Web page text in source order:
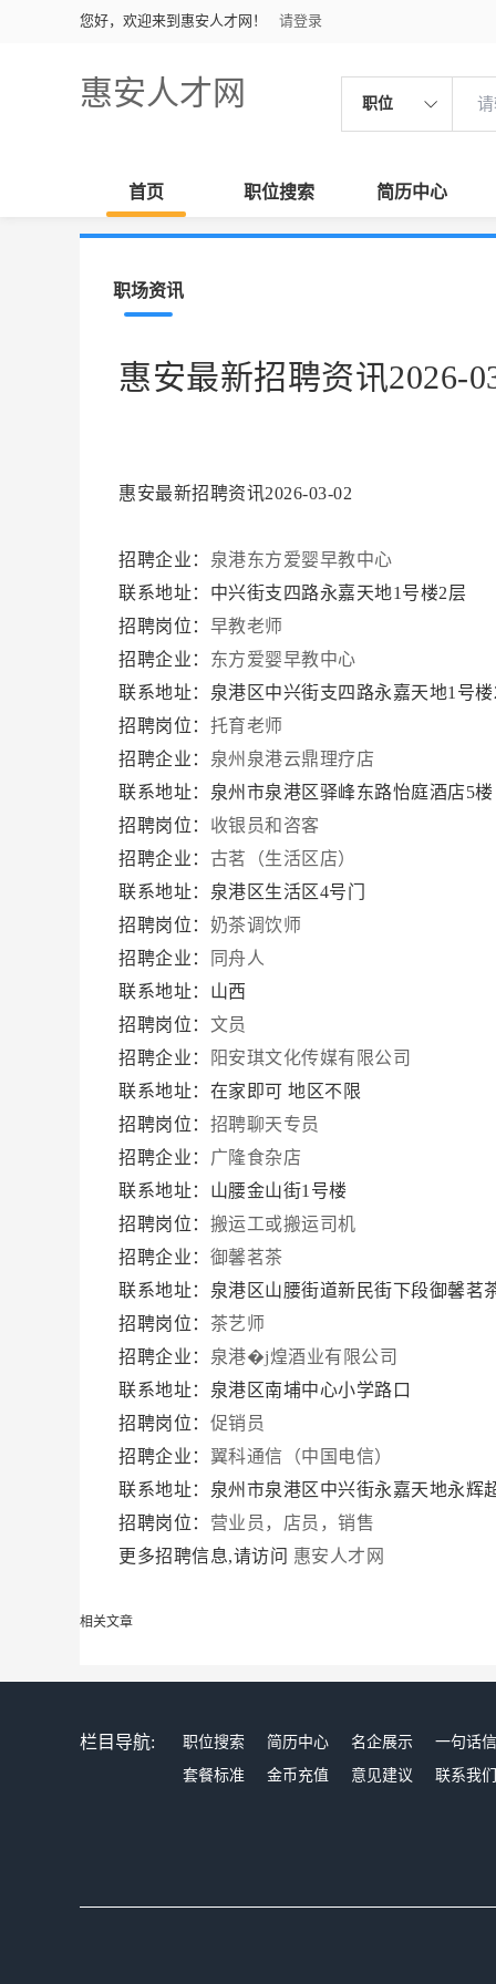
您好，欢迎来到惠安人才网！ 请登录
惠安人才网 职位
首页 职位搜索 简历中心
职场资讯
惠安最新招聘资讯2026-
惠安最新招聘资讯2026-03-02
招聘企业： 泉港东方爱婴早教中心
联系地址：中兴街支四路永嘉天地1号楼2层
招聘岗位： 早教老师
招聘企业： 东方爱婴早教中心
联系地址：泉港区中兴街支四路永嘉天地1号楼
招聘岗位： 托育老师
招聘企业： 泉州泉港云鼎理疗店
联系地址：泉州市泉港区驿峰东路怡庭酒店5楼
招聘岗位： 收银员和咨客
招聘企业： 古茗（生活区店）
联系地址：泉港区生活区4号门
招聘岗位： 奶茶调饮师
招聘企业：
同舟人
联系地址：山西
招聘岗位： 文员
招聘企业：
阳安琪文化传媒有限公司
联系地址：在家即可 地区不限
招聘岗位： 招聘聊天专员
招聘企业： 广隆食杂店
联系地址：山腰金山街1号楼
招聘岗位： 搬运工或搬运司机
招聘企业： 御馨茗茶
联系地址：泉港区山腰街道新民街下段御馨茗
招聘岗位： 茶艺师
招聘企业： 泉港�j煌酒业有限公司
联系地址：泉港区南埔中心小学路口
招聘岗位： 促销员
招聘企业： 翼科通信（中国电信）
联系地址：泉州市泉港区中兴街永嘉天地永辉
招聘岗位： 营业员，店员，销售
更多招聘信息,请访问 惠安人才网
相关文章
栏目导航: 职位搜索 简历中心 名企展示
一句话
套餐标准
金币充值 意见建议 联系我们